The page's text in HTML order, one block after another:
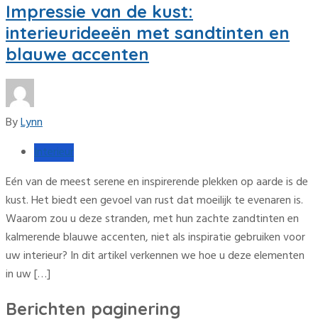
Impressie van de kust:
interieurideeën met sandtinten en
blauwe accenten
ByLynn
Interieur
Eén van de meest serene en inspirerende plekken op aarde is de
kust. Het biedt een gevoel van rust dat moeilijk te evenaren is.
Waarom zou u deze stranden, met hun zachte zandtinten en
kalmerende blauwe accenten, niet als inspiratie gebruiken voor
uw interieur? In dit artikel verkennen we hoe u deze elementen
in uw […]
Berichten paginering